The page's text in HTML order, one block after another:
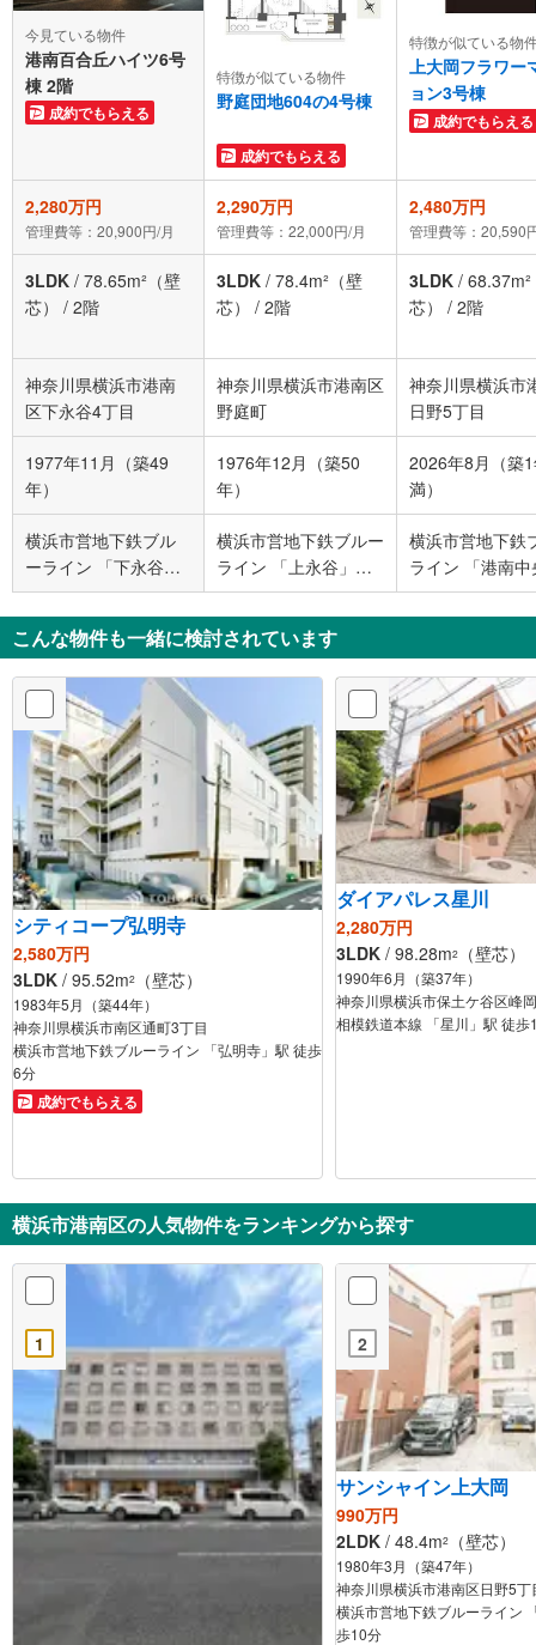
今見ている物件
港南百合丘ハイツ6号
棟 2階
成約でもらえる
特徴が似ている物件
野庭団地604の4号棟
成約でもらえる
特徴が似ている物
上大岡フラワー
ョン3号棟
成約でもらえる
2,280万円
管理費等：20,900円/月
2,290万円
管理費等：22,000円/月
2,480万円
管理費等：20,590
3LDK / 78.65m²（壁
芯）
/ 2階
3LDK / 78.4m²（壁
芯）
/ 2階
3LDK /
芯）
/ 2階
神奈川県横浜市港南
区下永谷4丁目
神奈川県横浜市港南区
野庭町
神奈川県横浜市
日野5丁目
1977年11月（築49
年）
1976年12月（築50
年）
2026年8月（築
満）
横浜市営地下鉄ブル
ーライン 「下永谷」
駅 徒歩8分
横浜市営地下鉄ブルー
ライン 「上永谷」駅
バス6分 野庭団地セン
ター前 バス停下車 徒
歩2分
横浜市営地下鉄
ライン 「港南中
駅 徒歩11分
こんな物件も一緒に検討されています
シティコープ弘明寺
2,580万円
3LDK / 95.52m2 （壁芯）
1983年5月（築44年）
神奈川県横浜市南区通町3丁目
横浜市営地下鉄ブルーライン 「弘明寺」駅 徒歩
6分
成約でもらえる
ダイアパレス星川
2,280万円
3LDK / 98.28m2 （壁芯）
1990年6月（築37年）
神奈川県横浜市保土ケ谷区峰
相模鉄道本線 「星川」駅 徒歩
横浜市港南区の人気物件をランキングから探す
1 2
サンシャイン上大岡
990万円
2LDK / 48.4m2 （壁芯）
1980年3月（築47年）
神奈川県横浜市港南区日野5丁
横浜市営地下鉄ブルーライン
歩10分